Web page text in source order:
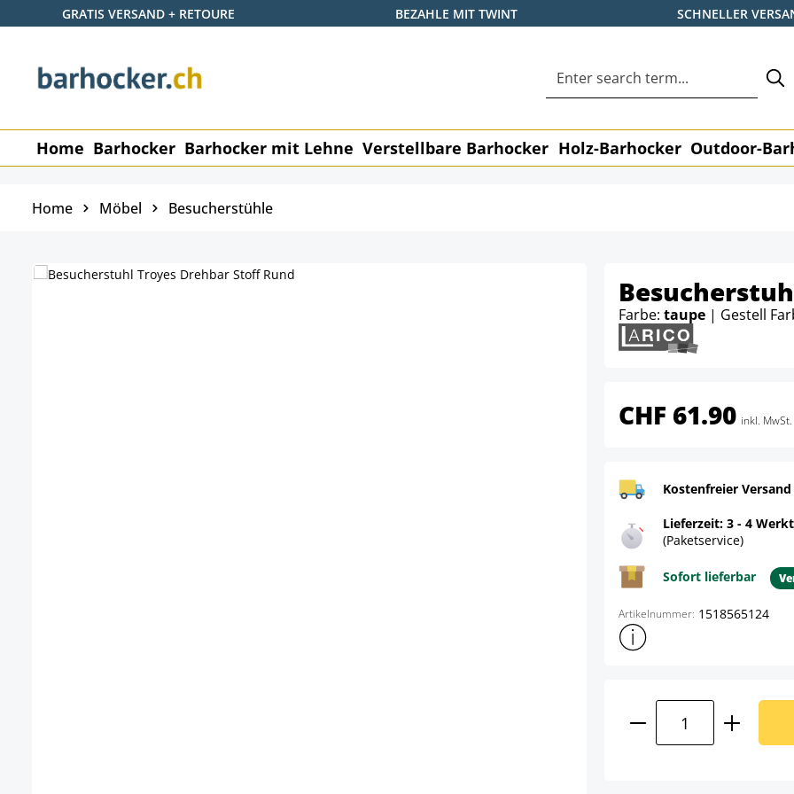
Hauptinhalt springen
Zur Suche springen
Zur Hauptnavigation springen
GRATIS VERSAND + RETOURE BEZAHLE MIT TWINT SCHNELLER
Home Barhocker Barhocker mit Lehne Verstellbare Barhocker Holz-Barhocker Outdoor-
Home Möbel Besucherstühle
Farbe: taupe | Gestell
CHF 61.90 inkl. MwSt.
Kostenfreier
Lieferzeit: 3 - 4
(Paketservice)
Sofort lieferbar
Artikelnummer: 1518565124
Weitere
Produkt Anzahl: